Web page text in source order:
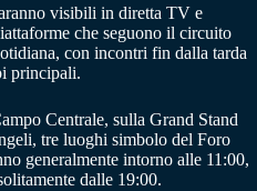
visibili in diretta TV e
che seguono il circuito
con incontri fin dalla tarda
principali.
Centrale, sulla Grand Stand
tre luoghi simbolo del Foro
generalmente intorno alle 11:00,
dalle 19:00.